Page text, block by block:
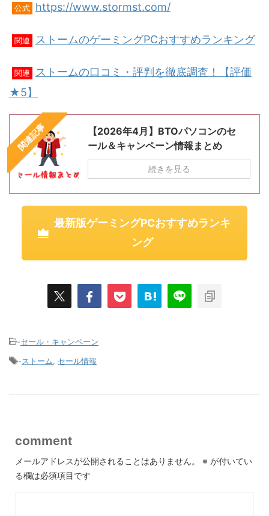
公式 https://www.stormst.com/
関連 ストームのゲーミングPCおすすめランキング
関連
ストームの口コミ・評判を徹底調査！【評価
★5】
関連記事
【2026年4月】BTOパソコンのセ
ール＆キャンペーン情報まとめ
続きを見る
最新版ゲーミングPCおすすめランキ
ング
-セール・キャンペーン
-ストーム セール情報
comment
メールアドレスが公開されることはありません。 ※ が付いてい
る欄は必須項目です